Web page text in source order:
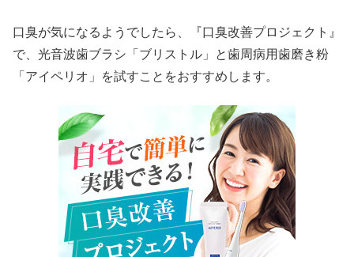
口臭が気になるようでしたら、『口臭改善プロジェクト』
で、光音波歯ブラシ「ブリストル」と歯周病用歯磨き粉
「アイペリオ」を試すことをおすすめします。